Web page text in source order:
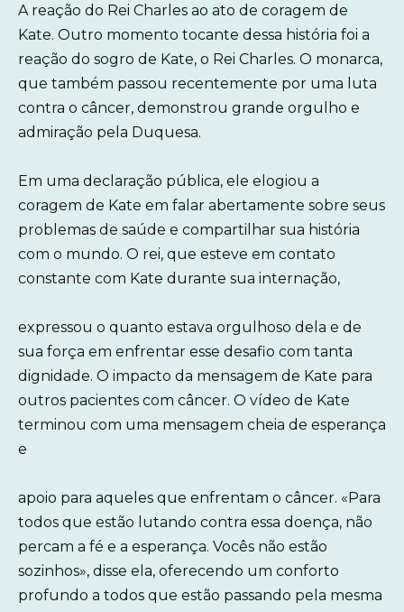
A reação do Rei Charles ao ato de coragem de
Kate. Outro momento tocante dessa história foi a
reação do sogro de Kate, o Rei Charles. O monarca,
que também passou recentemente por uma luta
contra o câncer, demonstrou grande orgulho e
admiração pela Duquesa.
Em uma declaração pública, ele elogiou a
coragem de Kate em falar abertamente sobre seus
problemas de saúde e compartilhar sua história
com o mundo. O rei, que esteve em contato
constante com Kate durante sua internação,
expressou o quanto estava orgulhoso dela e de
sua força em enfrentar esse desafio com tanta
dignidade. O impacto da mensagem de Kate para
outros pacientes com câncer. O vídeo de Kate
terminou com uma mensagem cheia de esperança
e
apoio para aqueles que enfrentam o câncer. «Para
todos que estão lutando contra essa doença, não
percam a fé e a esperança. Vocês não estão
sozinhos», disse ela, oferecendo um conforto
profundo a todos que estão passando pela mesma